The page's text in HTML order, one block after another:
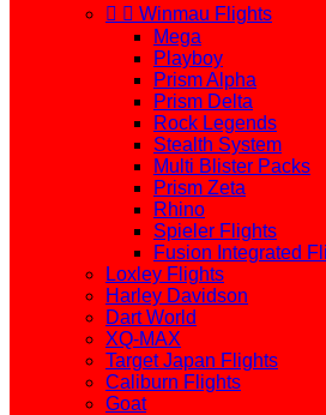
  Winmau Flights
Mega
Playboy
Prism Alpha
Prism Delta
Rock Legends
Stealth System
Multi Blister Packs
Prism Zeta
Rhino
Spieler Flights
Fusion Integrated
Loxley Flights
Harley Davidson
Dart World
XQ-MAX
Target Japan Flights
Caliburn Flights
Goat